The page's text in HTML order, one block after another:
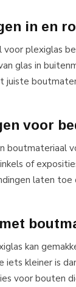
in en
plexiglas
glas in
juiste
voor
boutmateriaal
of
laten toe
kan
kleiner is
voor bouten